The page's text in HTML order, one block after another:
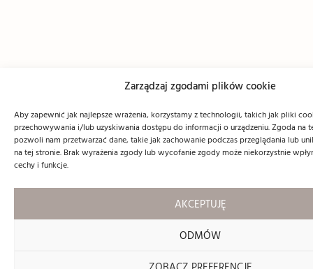
Zarządzaj zgodami plików cookie
Aby zapewnić jak najlepsze wrażenia, korzystamy z technologii, takich jak pliki
przechowywania i/lub uzyskiwania dostępu do informacji o urządzeniu. Zgoda na
pozwoli nam przetwarzać dane, takie jak zachowanie podczas przeglądania lub
na tej stronie. Brak wyrażenia zgody lub wycofanie zgody może niekorzystnie
cechy i funkcje.
AKCEPTUJĘ
ODMÓW